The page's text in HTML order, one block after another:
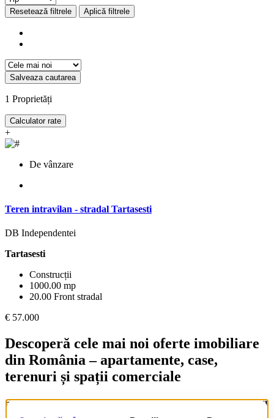
Resetează filtrele Aplică filtrele
Salveaza cautarea
1 Proprietăți
Calculator rate
+
De vânzare
Teren intravilan - stradal Tartasesti
DB Independentei
Tartasesti
Construcții
1000.00 mp
20.00 Front stradal
€ 57.000
Descoperă cele mai noi oferte imobiliare
din România – apartamente, case,
terenuri și spații comerciale
Explorează o selecție actualizată deoferte imobiliare de vânzare și